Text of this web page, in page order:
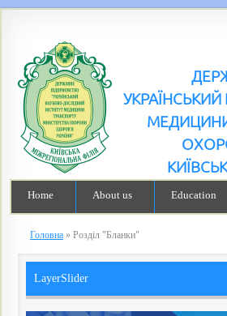
Home About us Education
Головна » Розділ "Бланки"
LayerSlider